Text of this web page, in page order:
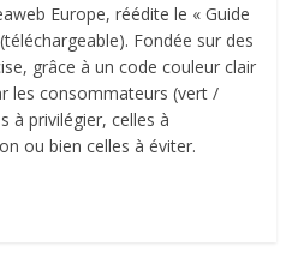
Europe, réédite le « Guide
Fondée sur des
grâce à un code couleur clair
les consommateurs (vert /
à privilégier, celles à
ou bien celles à éviter.